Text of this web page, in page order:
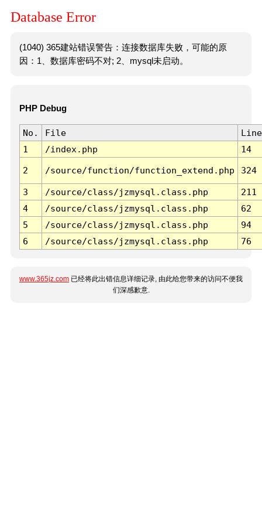
Database Error
(1040) 365建站错误警告：连接数据库失败，可能的原
因：1、数据库密码不对; 2、mysql未启动。
PHP Debug
No. File
Line
1
/index.php 14
2 /source/function/function_extend.php 324
3 /source/class/jzmysql.class.php
211
4
/source/class/jzmysql.class.php
62
5
/source/class/jzmysql.class.php
94
6
/source/class/jzmysql.class.php 76
www.365jz.com 已经将此出错信息详细记录, 由此给您带来的访问不便我
们深感歉意.